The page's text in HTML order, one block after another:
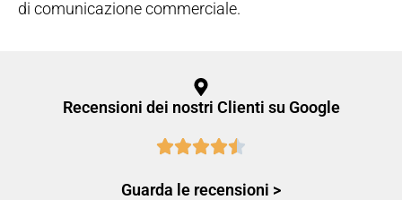
di comunicazione commerciale.
Recensioni dei nostri Clienti su Google
Guarda le recensioni >